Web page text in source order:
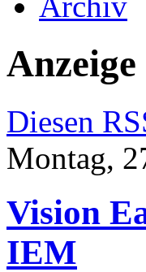
Diesen
Montag,
Vision
IEM